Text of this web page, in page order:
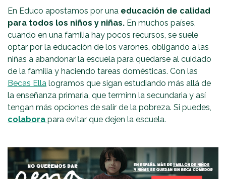
En Educo apostamos por una educación de calidad
para todos los niños y niñas. En muchos países,
cuando en una familia hay pocos recursos, se suele
optar por la educación de los varones, obligando a las
niñas a abandonar la escuela para quedarse al cuidado
de la familia y haciendo tareas domésticas. Con las
Becas Ella logramos que sigan estudiando más allá de
la enseñanza primaria, que terminn la secundaria y así
tengan más opciones de salir de la pobreza. Si puedes,
colabora para evitar que dejen la escuela.